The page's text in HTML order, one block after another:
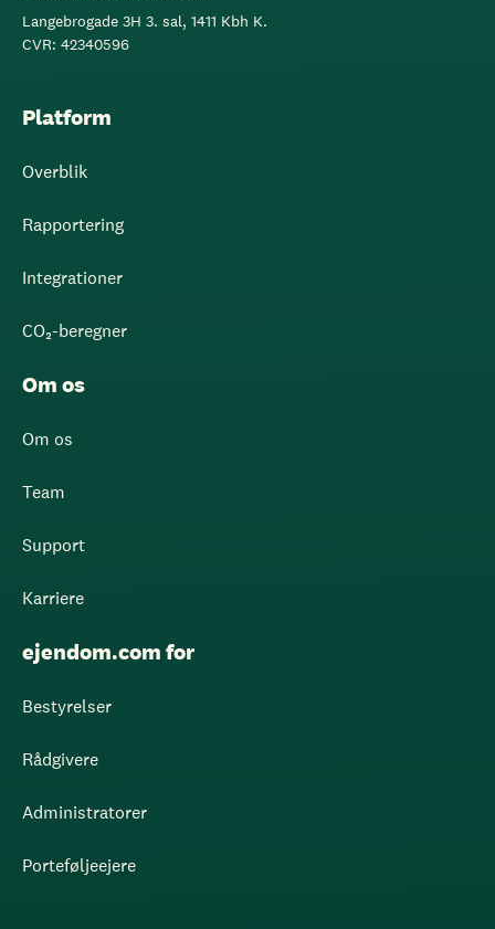
Langebrogade 3H 3. sal, 1411 Kbh K.
CVR: 42340596
Platform
Overblik
Rapportering
Integrationer
CO₂-beregner
Om os
Om os
Team
Support
Karriere
ejendom.com for
Bestyrelser
Rådgivere
Administratorer
Porteføljeejere